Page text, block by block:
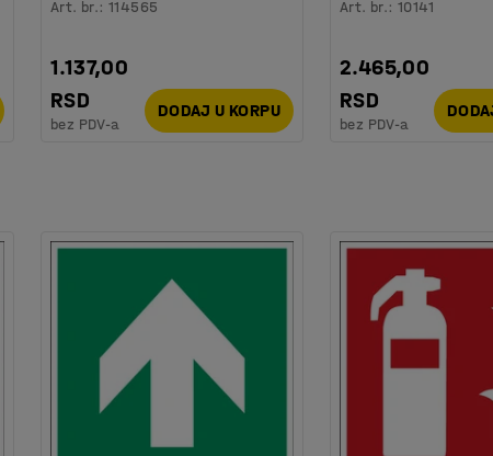
Art. br.:114565
1.137,00
RSD
bez PDV-a
DODAJ U KORPU
Art. br.:10141
2.465,00
RSD
bez PDV-a